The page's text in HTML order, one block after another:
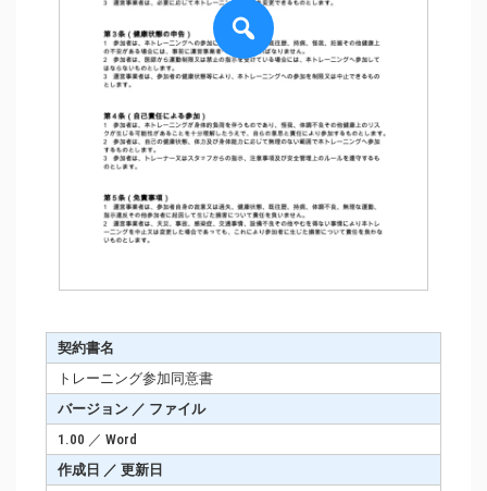
契約書名
トレーニング参加同意書
バージョン ／ ファイル
1.00 ／ Word
作成日 ／ 更新日